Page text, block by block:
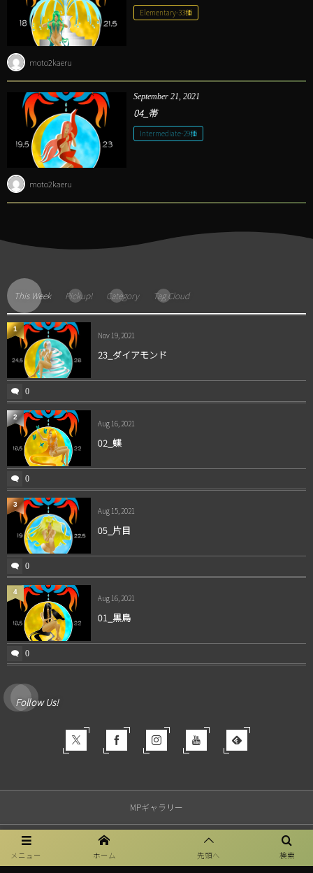
Elementary-33種
moto2kaeru
September 21,2021
04_帯
Intermediate-29種
moto2kaeru
This Week Pickup! Category Tag Cloud
Nov 19, 2021
23_ダイアモンド
0
1
Aug 16, 2021
02_蝶
0
2
Aug 15, 2021
05_片目
0
3
Aug 16, 2021
01_黒鳥
0
4
Follow Us!
MPギャラリー
メニュー 検索
ホーム 先頭へ